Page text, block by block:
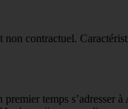
contractuel.
temps s’adresser à